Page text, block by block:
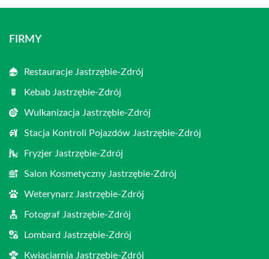
FIRMY
Restauracje Jastrzębie-Zdrój
Kebab Jastrzębie-Zdrój
Wulkanizacja Jastrzębie-Zdrój
Stacja Kontroli Pojazdów Jastrzębie-Zdrój
Fryzjer Jastrzębie-Zdrój
Salon Kosmetyczny Jastrzębie-Zdrój
Weterynarz Jastrzębie-Zdrój
Fotograf Jastrzębie-Zdrój
Lombard Jastrzębie-Zdrój
Kwiaciarnia Jastrzębie-Zdrój